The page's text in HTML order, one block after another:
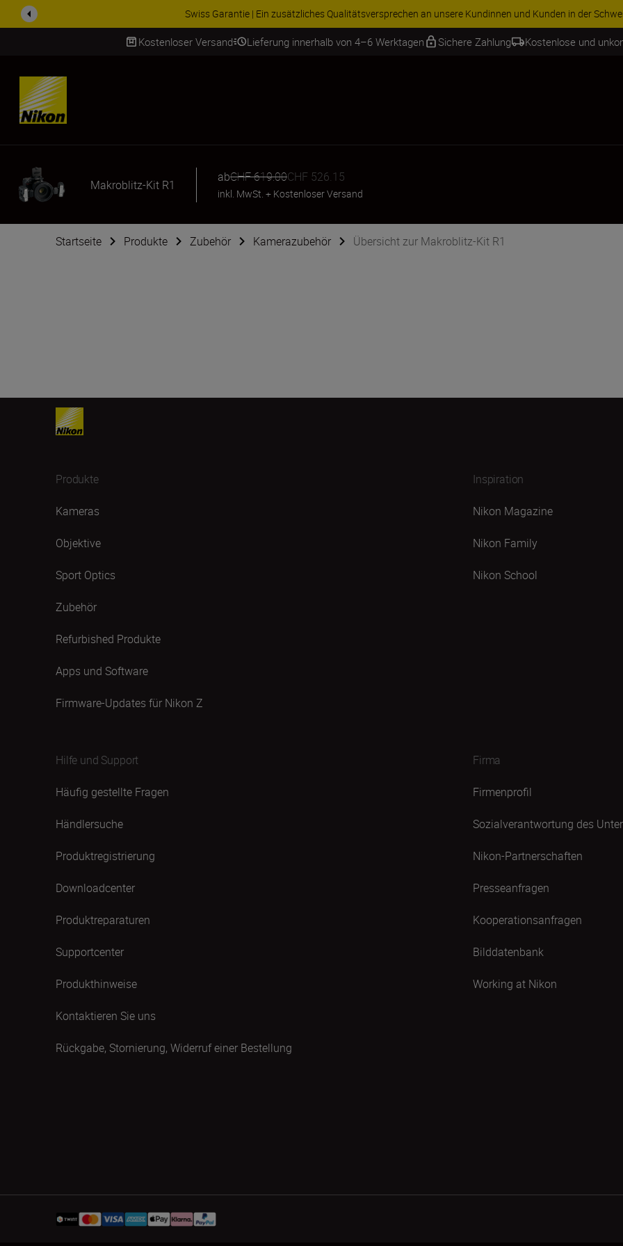
Swiss Garantie | Ein zusätzliches Qualitätsversprechen an unsere Kundinnen und Kunden in der
Kostenloser Versand Lieferung innerhalb von 4–6 Werktagen Sichere Zahlung Kostenlose und
SKIP
Makroblitz-Kit R1
abCHF 619.00CHF 526.15
inkl. MwSt. + Kostenloser Versand
Startseite Produkte Zubehör Kamerazubehör Übersicht zur Makroblitz-Kit R1
Produkte
Kameras
Objektive
Sport Optics
Zubehör
Refurbished Produkte
Apps und Software
Firmware-Updates für Nikon Z
Inspiration
Nikon Magazine
Nikon Family
Nikon School
Hilfe und Support
Häufig gestellte Fragen
Händlersuche
Produktregistrierung
Downloadcenter
Produktreparaturen
Supportcenter
Produkthinweise
Kontaktieren Sie uns
Rückgabe, Stornierung, Widerruf einer Bestellung
Firma
Firmenprofil
Sozialverantwortung des
Nikon-Partnerschaften
Presseanfragen
Kooperationsanfragen
Bilddatenbank
Working at Nikon